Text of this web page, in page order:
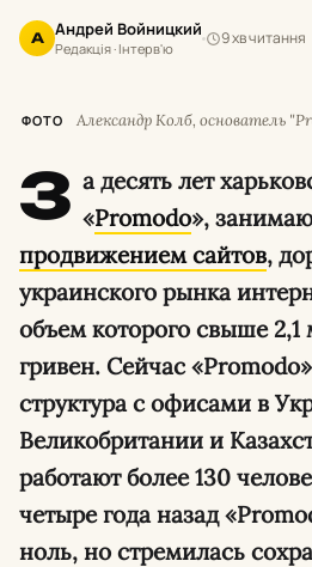
А Андрей Войницкий
Редакція · Інтерв'ю
9 хв читання
ФОТО Александр Колб, основатель
З а десять лет
«Promodo»,
продвижением сайтов,
украинского рынка
объем которого свыше
гривен. Сейчас
структура с офисами в
Великобритании и
работают более 130
четыре года назад
ноль, но стремилась